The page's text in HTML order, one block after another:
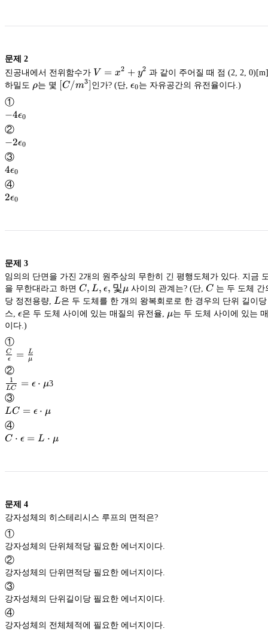
문제 2
진공내에서 전위함수가 V=x^2+y^2
V = x2 + y2 과 같이 주어질 때 점 (2, 2,
하밀도 \rho
ρ는 몇 [C/m^3]
[C/m3] 인가? (단,\epsilon_0
ϵ0는 자유공간의 유전율이다.)
①
-4\epsilon_0
−4ϵ0
②
-2\epsilon_0
−2ϵ0
③
4\epsilon_0
4ϵ0
④
2\epsilon_0
2ϵ0
문제 3
임의의 단면을 가진 2개의 원주상의 무한히 긴 평행도체가 있다. 지금
을 무한대라고 하면 C, L,
\epsilon,
및 \mu
C, L, ϵ, 및μ사이의 관계는? (단, C
C는 두 도체 간
당 정전용량, L
L은 두 도체를 한 개의 왕복회로로 한 경우의 단위 길이
스, \epsilon
ϵ은 두 도체 사이에 있는 매질의 유전율, \mu
μ는 두 도체 사이에 있는
이다.)
①
\frac{C}
{\epsilon}=
{\mu}
ϵ
C = μ
L
②
\frac{1}
{LC}=\epsilon
\cdot
\mu
LC
1 = ϵ ⋅ μ3
③
LC=\epsilon
\cdot \mu
LC = ϵ ⋅ μ
④
C \cdot
\cdot
C ⋅ ϵ = L ⋅ μ
문제 4
강자성체의 히스테리시스 루프의 면적은?
①
강자성체의 단위체적당 필요한 에너지이다.
②
강자성체의 단위면적당 필요한 에너지이다.
③
강자성체의 단위길이당 필요한 에너지이다.
④
강자성체의 전체체적에 필요한 에너지이다.